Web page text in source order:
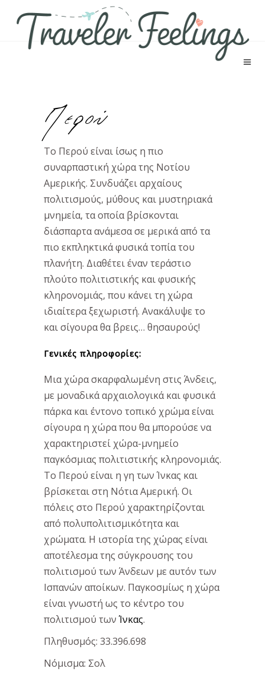
Περού
Το Περού είναι ίσως η πιο
συναρπαστική χώρα της Νοτίου
Αμερικής. Συνδυάζει αρχαίους
πολιτισμούς, μύθους και μυστηριακά
μνημεία, τα οποία βρίσκονται
διάσπαρτα ανάμεσα σε μερικά από τα
πιο εκπληκτικά φυσικά τοπία του
πλανήτη. Διαθέτει έναν τεράστιο
πλούτο πολιτιστικής και φυσικής
κληρονομιάς, που κάνει τη χώρα
ιδιαίτερα ξεχωριστή. Ανακάλυψε το
και σίγουρα θα βρεις… θησαυρούς!
Γενικές πληροφορίες:
Μια χώρα σκαρφαλωμένη στις Άνδεις,
με μοναδικά αρχαιολογικά και φυσικά
πάρκα και έντονο τοπικό χρώμα είναι
σίγουρα η χώρα που θα μπορούσε να
χαρακτηριστεί χώρα-μνημείο
παγκόσμιας πολιτιστικής κληρονομιάς.
Το Περού είναι η γη των Ίνκας και
βρίσκεται στη Νότια Αμερική. Οι
πόλεις στο Περού χαρακτηρίζονται
από πολυπολιτισμικότητα και
χρώματα. Η ιστορία της χώρας είναι
αποτέλεσμα της σύγκρουσης του
πολιτισμού των Άνδεων με αυτόν των
Ισπανών αποίκων. Παγκοσμίως η χώρα
είναι γνωστή ως το κέντρο του
πολιτισμού των Ίνκας.
Πληθυσμός: 33.396.698
Νόμισμα: Σολ